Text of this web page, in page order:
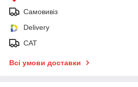
Самовивіз
Delivery
САТ
Всі умови доставки